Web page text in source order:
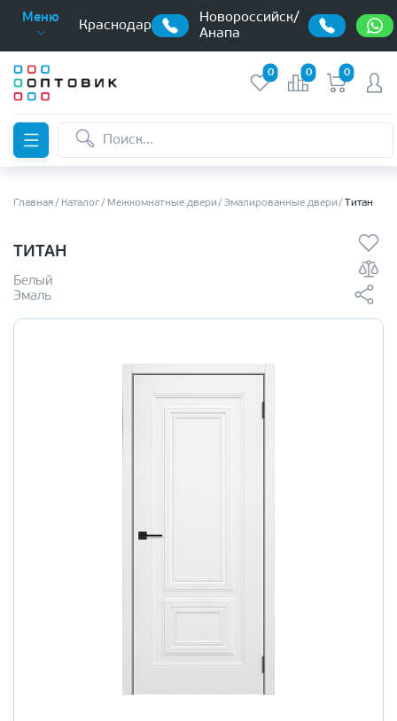
Меню
Краснодар
Новороссийск/
Анапа
0 0 0
Главная Каталог Межкомнатные двери Эмалированные двери Титан
ТИТАН
Белый
Эмаль